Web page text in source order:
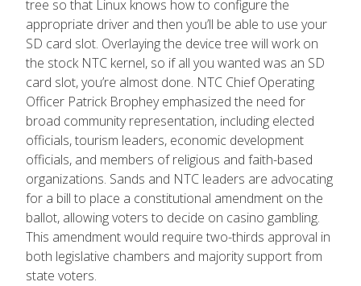
tree so that Linux knows how to configure the
appropriate driver and then you’ll be able to use your
SD card slot. Overlaying the device tree will work on
the stock NTC kernel, so if all you wanted was an SD
card slot, you’re almost done. NTC Chief Operating
Officer Patrick Brophey emphasized the need for
broad community representation, including elected
officials, tourism leaders, economic development
officials, and members of religious and faith-based
organizations. Sands and NTC leaders are advocating
for a bill to place a constitutional amendment on the
ballot, allowing voters to decide on casino gambling.
This amendment would require two-thirds approval in
both legislative chambers and majority support from
state voters.